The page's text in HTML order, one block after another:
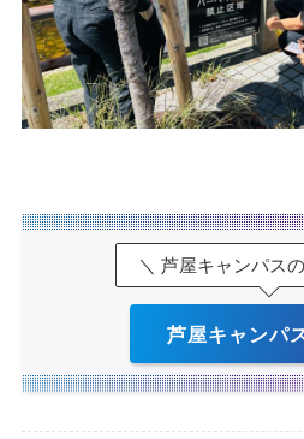
＼ 芦屋キャンパス
芦屋キャンパ